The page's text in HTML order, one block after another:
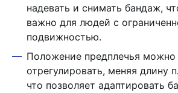
надевать и снимать бандаж,
важно для людей с
подвижностью.
Положение предплечья можно
отрегулировать, меняя длину
что позволяет адаптировать